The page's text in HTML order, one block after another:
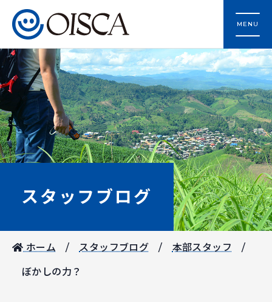
MENU
スタッフブログ
ホーム スタッフブログ 本部スタッフ
ぼかしの力？